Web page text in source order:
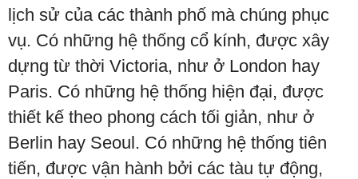
lịch sử của các thành phố mà chúng phục
vụ. Có những hệ thống cổ kính, được xây
dựng từ thời Victoria, như ở London hay
Paris. Có những hệ thống hiện đại, được
thiết kế theo phong cách tối giản, như ở
Berlin hay Seoul. Có những hệ thống tiên
tiến, được vận hành bởi các tàu tự động,